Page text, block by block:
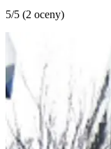
5/5 (2 oceny)